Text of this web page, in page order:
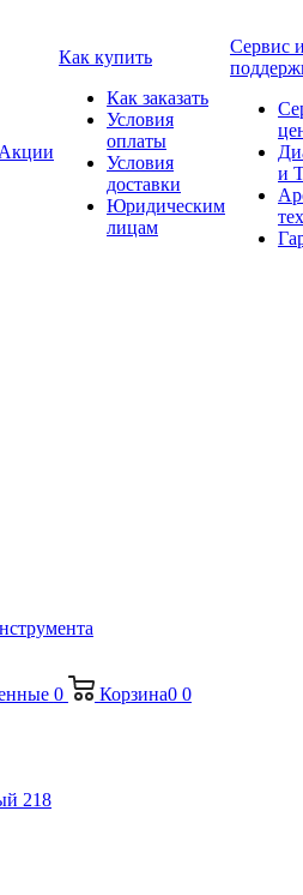
Акции
Как купить
Как заказать
Условия
оплаты
Условия
доставки
Юридическим
лицам
Сервис
и
0 Корзина0 0
218